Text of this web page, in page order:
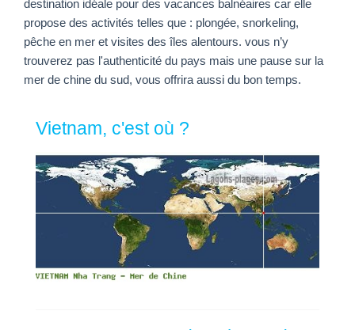
destination idéale pour des vacances balnéaires car elle
propose des activités telles que : plongée, snorkeling,
pêche en mer et visites des îles alentours. vous n’y
trouverez pas l'authenticité du pays mais une pause sur la
mer de chine du sud, vous offrira aussi du bon temps.
Vietnam, c'est où ?